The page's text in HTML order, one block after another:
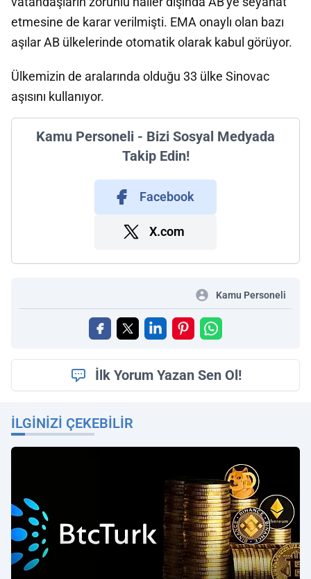
etmesine de karar verilmişti. EMA onaylı olan bazı
aşılar AB ülkelerinde otomatik olarak kabul görüyor.
Ülkemizin de aralarında olduğu 33 ülke Sinovac
aşısını kullanıyor.
Kamu Personeli - Bizi Sosyal Medyada
Takip Edin!
Facebook
X.com
Kamu Personeli
İlk Yorum Yazan Sen Ol!
İLGINIZI ÇEKEBILIR